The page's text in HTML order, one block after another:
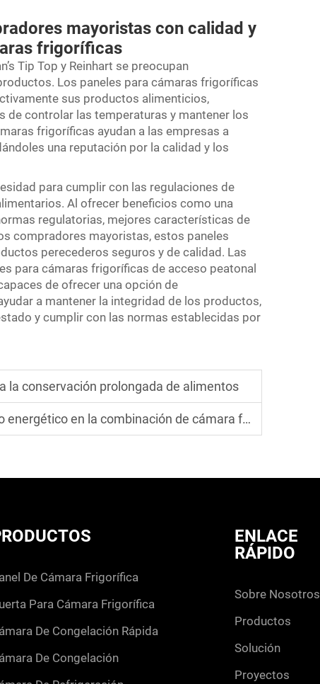
mayoristas con calidad y
frigoríficas
Tip Top y Reinhart se preocupan
Los paneles para cámaras frigoríficas
sus productos alimenticios,
de controlar las temperaturas y mantener los
frigoríficas ayudan a las empresas a
una reputación por la calidad y los
para cumplir con las regulaciones de
Al ofrecer beneficios como una
regulatorias, mejores características de
compradores mayoristas, estos paneles
perecederos seguros y de calidad. Las
para cámaras frigoríficas de acceso peatonal
de ofrecer una opción de
a mantener la integridad de los productos,
y cumplir con las normas establecidas por
la conservación prolongada de alimentos
en la combinación de cámara frigorífica y congelador
de cámara frigorífica
para cámara frigorífica
de congelación rápida
de congelación
ENLACE
RÁPIDO
sobre nosotros
productos
solución
proyectos